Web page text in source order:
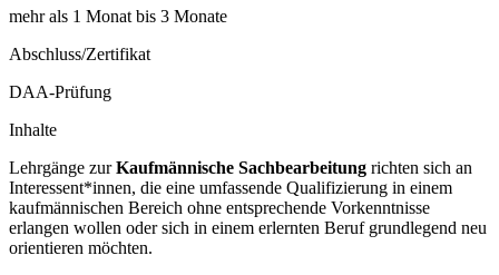
mehr als 1 Monat bis 3 Monate
Abschluss/Zertifikat
DAA-Prüfung
Inhalte
Lehrgänge zurKaufmännische Sachbearbeitung richten sich an
Interessent*innen, die eine umfassende Qualifizierung in einem
kaufmännischen Bereich ohne entsprechende Vorkenntnisse
erlangen wollen oder sich in einem erlernten Beruf grundlegend neu
orientieren möchten.